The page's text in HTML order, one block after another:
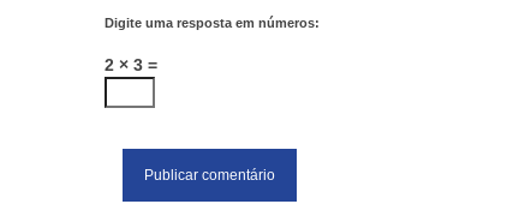
Digite uma resposta em números:
2 × 3 =